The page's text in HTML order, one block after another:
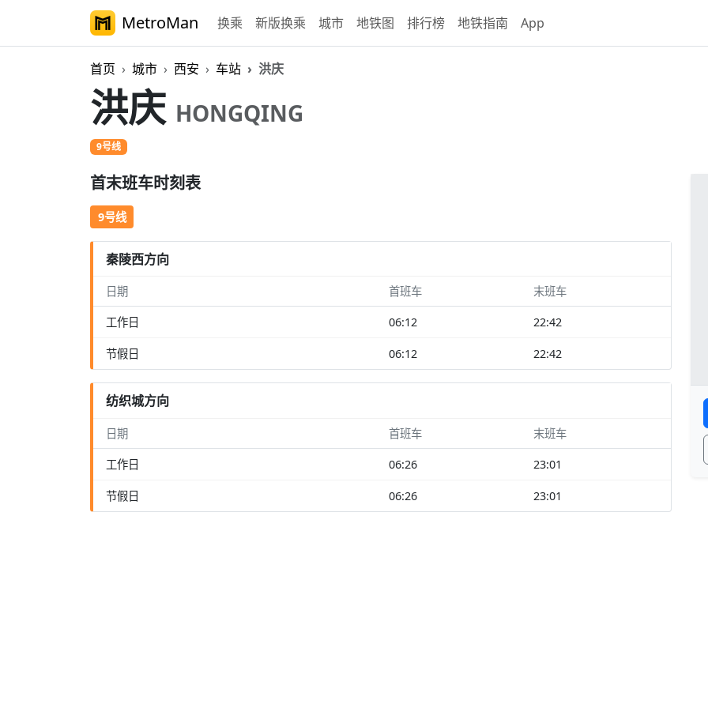
MetroMan 换乘 新版换乘 城市 地铁图 排行榜 地铁指南 App
首页 城市 西安 车站 洪庆
洪庆 HONGQING
9号线
首末班车时刻表
9号线
秦陵西方向
日期 首班车 末班车
工作日 06:12 22:42
节假日 06:12 22:42
纺织城方向
日期 首班车 末班车
工作日 06:26 23:01
节假日 06:26 23:01